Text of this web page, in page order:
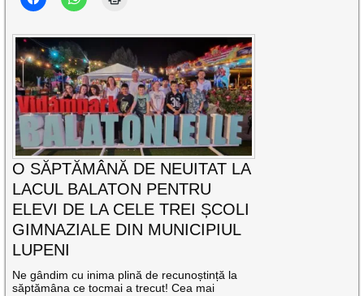
O SĂPTĂMÂNĂ DE NEUITAT LA
LACUL BALATON PENTRU
ELEVI DE LA CELE TREI ȘCOLI
GIMNAZIALE DIN MUNICIPIUL
LUPENI
Ne gândim cu inima plină de recunoștință la
săptămâna ce tocmai a trecut! Cea mai